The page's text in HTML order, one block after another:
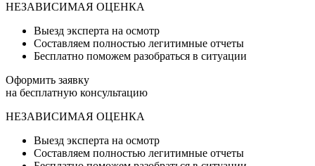
НЕЗАВИСИМАЯ ОЦЕНКА
Выезд эксперта на осмотр
Составляем полностью легитимные отчеты
Бесплатно поможем разобраться в ситуации
Оформить заявку
на бесплатную консультацию
НЕЗАВИСИМАЯ ОЦЕНКА
Выезд эксперта на осмотр
Составляем полностью легитимные отчеты